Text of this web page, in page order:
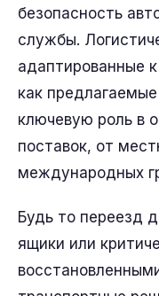
безопасность
службы.
адаптированные
как
ключевую роль в
поставок, от
международных
Будь то переезд
ящики или